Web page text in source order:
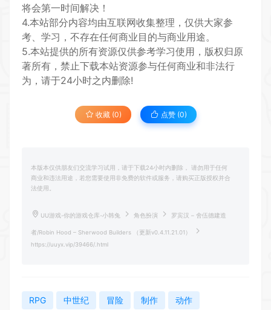
将会第一时间解决！
4.本站部分内容均由互联网收集整理，仅供大家参
考、学习，不存在任何商业目的与商业用途。
5.本站提供的所有资源仅供参考学习使用，版权归原
著所有，禁止下载本站资源参与任何商业和非法行
为，请于24小时之内删除!
收藏 (0) 点赞 (0)
本版本仅供朋友们交流学习试用，请于下载24小时内删除， 请勿用于任何
商业和违法用途，若您需要使用非免费的软件或服务，请购买正版授权并合
法使用。
UU游戏-你的游戏仓库-小韩兔 角色扮演 罗宾汉 – 舍伍德建造
者/Robin Hood – Sherwood Builders （更新v0.4.11.21.01）
https://uuyx.vip/39466/.html
RPG 中世纪 冒险 制作 动作